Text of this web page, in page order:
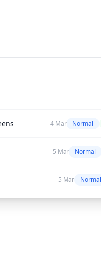
4 Mar Normal
5 Mar Normal
5 Mar Normal